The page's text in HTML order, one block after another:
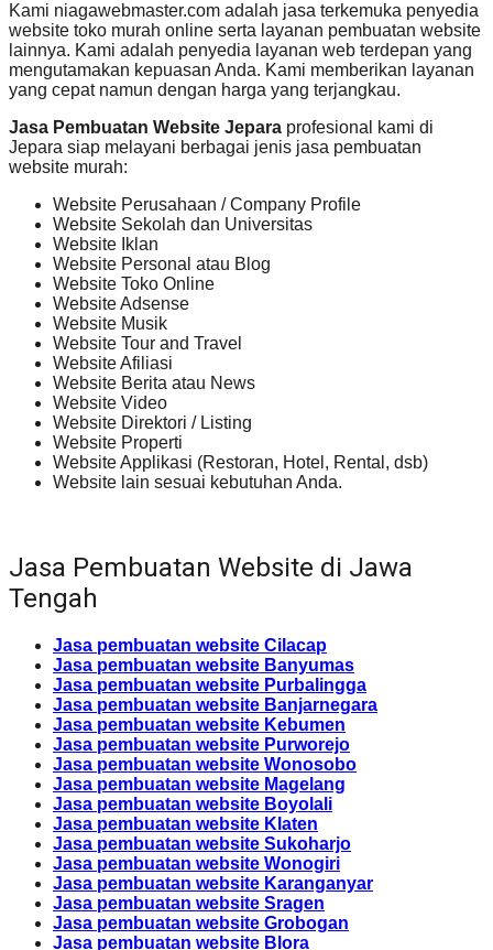
Kami niagawebmaster.com adalah jasa terkemuka penyedia
website toko murah online serta layanan pembuatan website
lainnya. Kami adalah penyedia layanan web terdepan yang
mengutamakan kepuasan Anda. Kami memberikan layanan
yang cepat namun dengan harga yang terjangkau.
Jasa Pembuatan Website Jepara profesional kami di
Jepara siap melayani berbagai jenis jasa pembuatan
website murah:
Website Perusahaan / Company Profile
Website Sekolah dan Universitas
Website Iklan
Website Personal atau Blog
Website Toko Online
Website Adsense
Website Musik
Website Tour and Travel
Website Afiliasi
Website Berita atau News
Website Video
Website Direktori / Listing
Website Properti
Website Applikasi (Restoran, Hotel, Rental, dsb)
Website lain sesuai kebutuhan Anda.
Jasa Pembuatan Website di Jawa
Tengah
Jasa pembuatan website Cilacap
Jasa pembuatan website Banyumas
Jasa pembuatan website Purbalingga
Jasa pembuatan website Banjarnegara
Jasa pembuatan website Kebumen
Jasa pembuatan website Purworejo
Jasa pembuatan website Wonosobo
Jasa pembuatan website Magelang
Jasa pembuatan website Boyolali
Jasa pembuatan website Klaten
Jasa pembuatan website Sukoharjo
Jasa pembuatan website Wonogiri
Jasa pembuatan website Karanganyar
Jasa pembuatan website Sragen
Jasa pembuatan website Grobogan
Jasa pembuatan website Blora